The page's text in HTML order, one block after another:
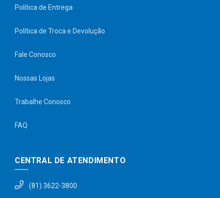
Política de Entrega
Política de Troca e Devolução
Fale Conosco
Nossas Lojas
Trabalhe Conosco
FAQ
CENTRAL DE ATENDIMENTO
(81) 3622-3800